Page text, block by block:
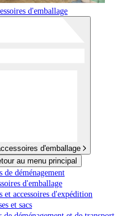
d'emballage
d'emballage
au menu principal
de déménagement
d'emballage
et accessoires d'expédition
et sacs